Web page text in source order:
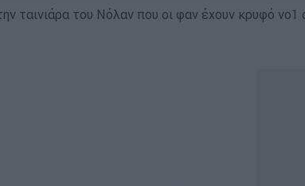
ταινιάρα του Νόλαν που οι φαν έχουν κρυφό νο1